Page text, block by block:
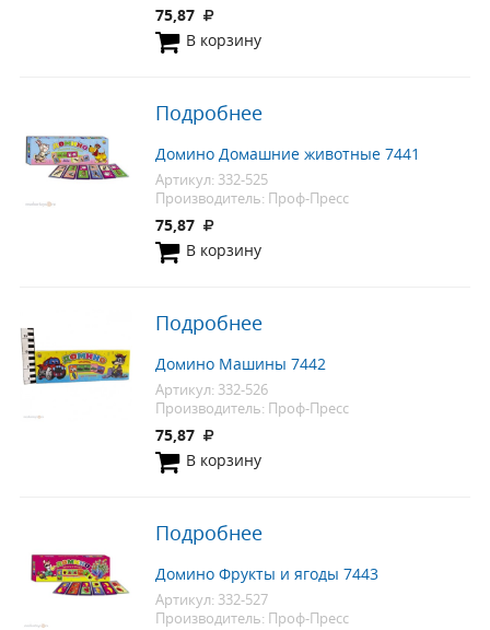
75,87
В корзину
Подробнее
Домино Домашние животные 7441
Артикул: 332-525
Производитель: Проф-Пресс
75,87
В корзину
Подробнее
Домино Машины 7442
Артикул: 332-526
Производитель: Проф-Пресс
75,87
В корзину
Подробнее
Домино Фрукты и ягоды 7443
Артикул: 332-527
Производитель: Проф-Пресс